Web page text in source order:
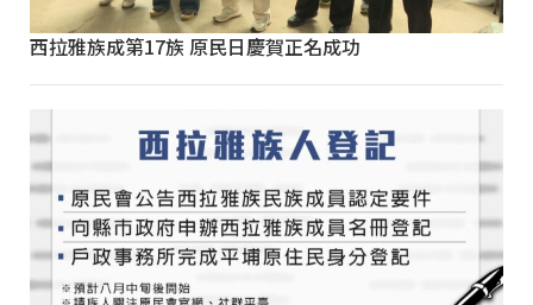
西拉雅族成第17族 原民日慶賀正名成功